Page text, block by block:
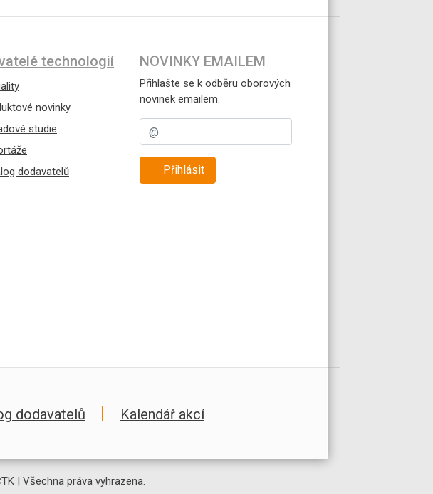
technologií
novinky
studie
dodavatelů
NOVINKY EMAILEM
Přihlašte se k odběru oborových
novinek emailem.
Přihlásit
dodavatelů Kalendář akcí
| Všechna práva vyhrazena.